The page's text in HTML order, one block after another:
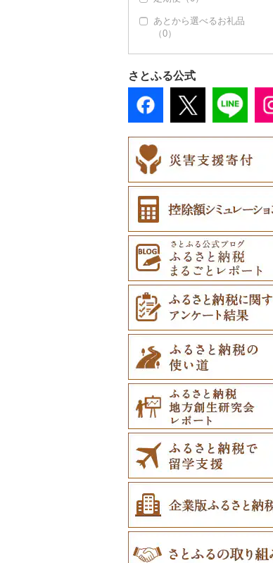
あとから選べるお礼品
（0）
さとふる公式